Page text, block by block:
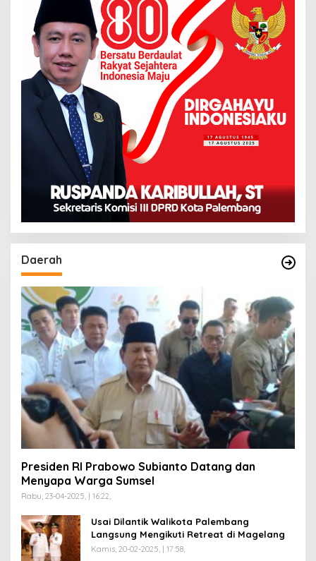
Daerah
Presiden RI Prabowo Subianto Datang dan
Menyapa Warga Sumsel
Rabu, 23-04-2025, | 16:22,
Usai Dilantik Walikota Palembang
Langsung Mengikuti Retreat di Magelang
Kamis, 20-02-2025, | 17:58,